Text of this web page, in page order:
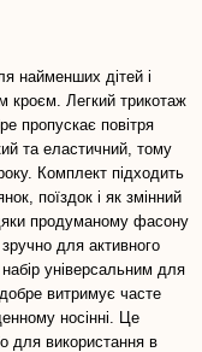
найменших дітей і
кроєм. Легкий трикотаж
пропускає повітря
та еластичний, тому
Комплект підходить
поїздок і як змінний
продуманому фасону
для активного
універсальним для
добре витримує часте
носінні. Це
для використання в